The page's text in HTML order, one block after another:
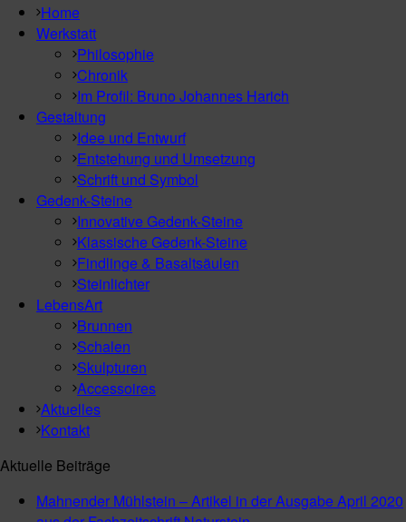
Home
Werkstatt
Philosophie
Chronik
Im Profil: Bruno Johannes Harich
Gestaltung
Idee und Entwurf
Entstehung und Umsetzung
Schrift und Symbol
Gedenk-Steine
Innovative Gedenk-Steine
Klassische Gedenk-Steine
Findlinge & Basaltsäulen
Steinlichter
LebensArt
Brunnen
Schalen
Skulpturen
Accessoires
Aktuelles
Kontakt
Aktuelle Beiträge
Mahnender Mühlstein – Artikel in der Ausgabe April 2020